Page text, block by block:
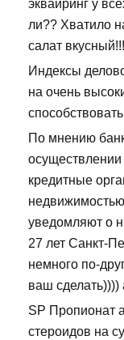
эквайринг у
ли?? Хватило
салат
Индексы
на очень
По мнению
кредитные
уведомляют о
27 лет Санкт-
немного по-
ваш сделать))))
SP Пропионат
стероидов на